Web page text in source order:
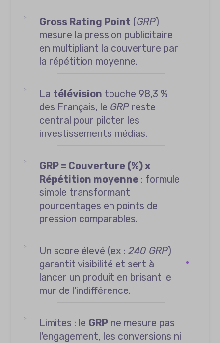
Gross Rating Point (GRP)
mesure la pression publicitaire
en multipliant la couverture par
la répétition moyenne.
La télévision touche 98,3 %
des Français, le GRP reste
central pour piloter les
investissements médias.
GRP = Couverture (%) x
Répétition moyenne : formule
simple transformant
pourcentages en points de
pression comparables.
Un score élevé (ex :240 GRP)
garantit visibilité et sert à
lancer un produit en brisant le
mur de l'indifférence.
Limites : le GRP ne mesure pas
l'engagement, les conversions ni